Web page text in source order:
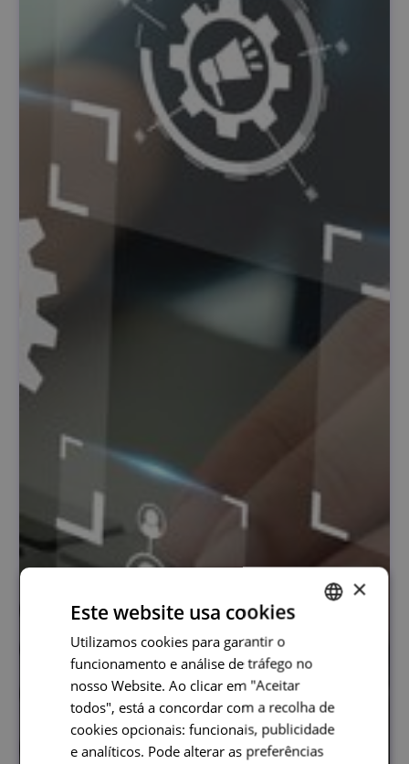
ENGLISH
×
Este website usa cookies
Utilizamos cookies para garantir o
funcionamento e análise de tráfego no
nosso Website. Ao clicar em "Aceitar
todos", está a concordar com a recolha de
cookies opcionais: funcionais, publicidade
e analíticos. Pode alterar as preferências